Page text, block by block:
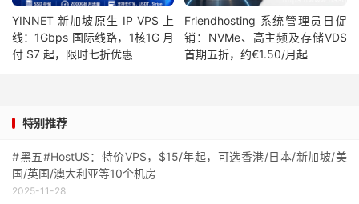
YINNET 新加坡原生 IP VPS 上
线：1Gbps 国际线路，1核1G 月
付 $7 起，限时七折优惠
Friendhosting 系统管理员日促
销：NVMe、高主频及存储VDS
首期五折，约€1.50/月起
特别推荐
#黑五#HostUS：特价VPS，$15/年起，可选香港/日本/新加坡/美
国/英国/澳大利亚等10个机房
2025-11-28